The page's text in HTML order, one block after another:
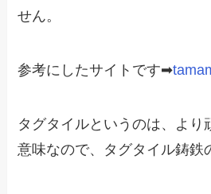
せん。
参考にしたサイトです➡
タグタイルというのは、より
意味なので、タグタイル鋳鉄